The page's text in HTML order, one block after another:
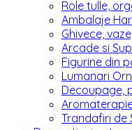
Role tulle,
Ambalaje
Ghivece,
Arcade si
Figurine din
Lumanari
Decoupage,
Trandafiri de